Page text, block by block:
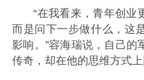
“在我看来，青年创业
而是问下一步做什么，这
影响。”容海瑞说，自己的
传奇，却在他的思维方式上